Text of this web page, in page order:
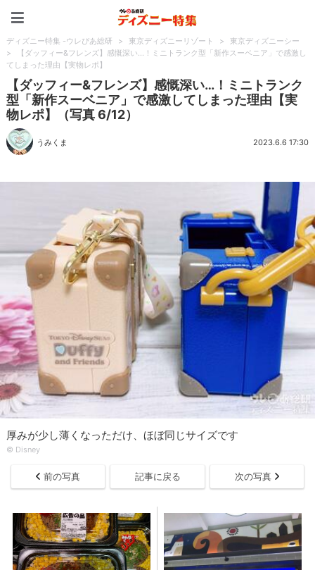
ディズニー特集 -ウレぴあ総研 > 東京ディズニーリゾート >
東京ディズニーシー
>
【ダッフィー&フレンズ】感慨深い…！ミニトランク型「新作スーベニア」で感激し
てしまった理由【実物レポ】
【ダッフィー&フレンズ】感慨深い…！ミニトランク
型「新作スーベニア」で感激してしまった理由【実
物レポ】（写真 6/12）
うみくま 2023.6.6 17:30
厚みが少し薄くなっただけ、ほぼ同じサイズです
© Disney
前の写真 記事に戻る 次の写真